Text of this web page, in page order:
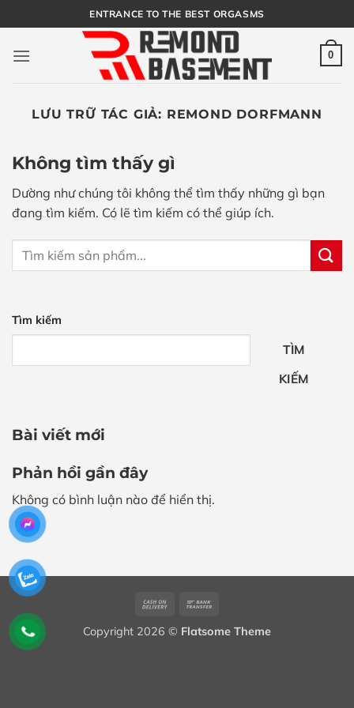
qua
nội
ENTRANCE TO THE BEST ORGASMS
0
LƯU TRỮ TÁC GIẢ: REMOND DORFMANN
Không tìm thấy gì
Dường như chúng tôi không thể tìm thấy những gì bạn
đang tìm kiếm. Có lẽ tìm kiếm có thể giúp ích.
Tìm kiếm
TÌM
KIẾM
Bài viết mới
Phản hồi gần đây
Không có bình luận nào để hiển thị.
Cash
Delivery
Copyright 2026 © Flatsome Theme